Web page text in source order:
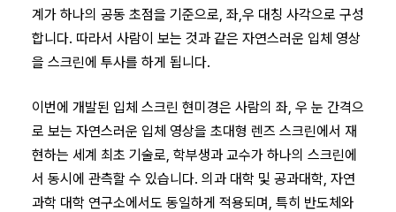
계가 하나의 공동 초점을 기준으로, 좌,우 대칭 사각으로 구성
합니다. 따라서 사람이 보는 것과 같은 자연스러운 입체 영상
을 스크린에 투사를 하게 됩니다.
이번에 개발된 입체 스크린 현미경은 사람의 좌, 우 눈 간격으
로 보는 자연스러운 입체 영상을 초대형 렌즈 스크린에서 재
현하는 세계 최초 기술로, 학부생과 교수가 하나의 스크린에
서 동시에 관측할 수 있습니다. 의과 대학 및 공과대학, 자연
과학 대학 연구소에서도 동일하게 적용되며, 특히 반도체와